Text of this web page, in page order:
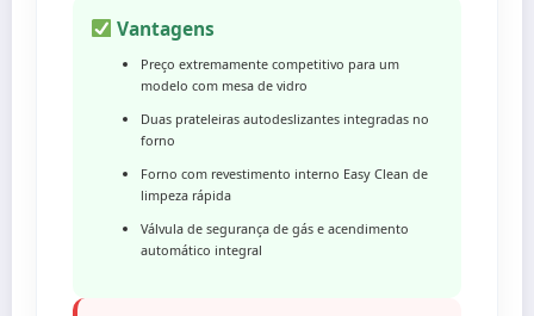
Vantagens
Preço extremamente competitivo para um
modelo com mesa de vidro
Duas prateleiras autodeslizantes integradas no
forno
Forno com revestimento interno Easy Clean de
limpeza rápida
Válvula de segurança de gás e acendimento
automático integral